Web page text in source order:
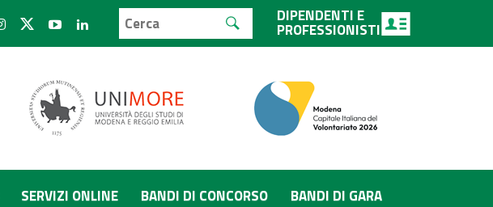
DIPENDENTI E
PROFESSIONISTI
SERVIZI ONLINE BANDI DI CONCORSO BANDI DI GARA